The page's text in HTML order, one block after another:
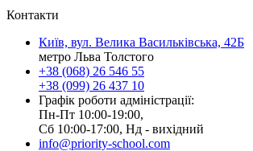
Контакти
Київ, вул. Велика Васильківська, 42Б
метро Льва Толстого
+38 (068) 26 546 55
+38 (099) 26 437 10
Графік роботи адміністрації:
Пн-Пт 10:00-19:00,
Сб 10:00-17:00, Нд - вихідний
info@priority-school.com